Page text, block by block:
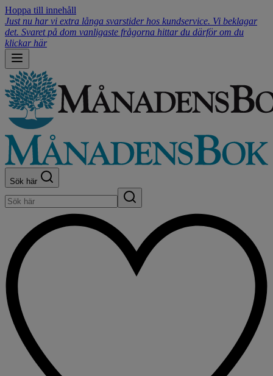
Hoppa till innehåll
Just nu har vi extra långa svarstider hos kundservice. Vi beklagar
det. Svaret på dom vanligaste frågorna hittar du därför om du
klickar här
Sök här